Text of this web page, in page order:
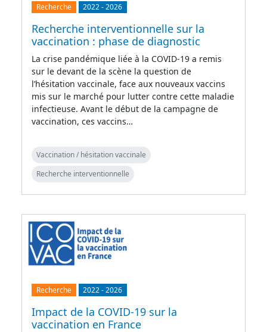
Recherche 2022-2026
Recherche interventionnelle sur la
vaccination : phase de diagnostic
La crise pandémique liée à la COVID-19 a remis
sur le devant de la scène la question de
l’hésitation vaccinale, face aux nouveaux vaccins
mis sur le marché pour lutter contre cette maladie
infectieuse. Avant le début de la campagne de
vaccination, ces vaccins…
Vaccination / hésitation vaccinale
Recherche interventionnelle
Recherche 2022-2026
Impact de la COVID-19 sur la
vaccination en France